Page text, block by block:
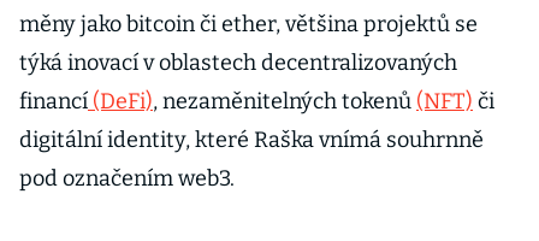
měny jako bitcoin či ether, většina projektů se
týká inovací v oblastech decentralizovaných
financí (DeFi), nezaměnitelných tokenů (NFT) či
digitální identity, které Raška vnímá souhrnně
pod označením web3.